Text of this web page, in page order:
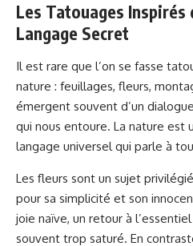
Les Tatouages
Langage Secret
Il est rare que l’on se fasse
nature : feuillages, fleurs,
émergent souvent d’un
qui nous entoure. La nature est
langage universel qui parle à
Les fleurs sont un sujet
pour sa simplicité et son
joie naïve, un retour à
souvent trop saturé. En